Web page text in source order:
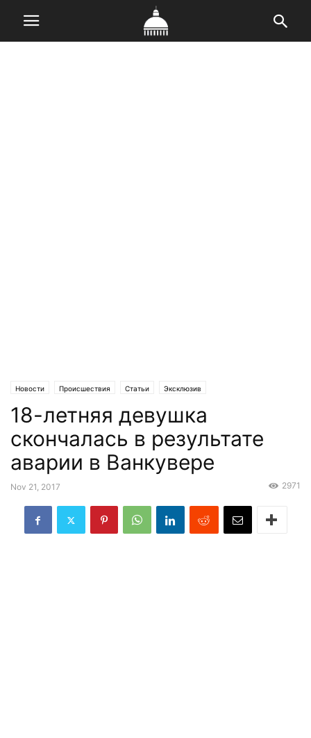
Новости Происшествия Статьи Эксклюзив
18-летняя девушка
скончалась в результате
аварии в Ванкувере
Nov 21, 2017 2971